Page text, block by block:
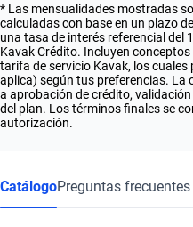
* Las mensualidades mostradas
calculadas con base en un plazo
una tasa de interés referencial del
Kavak Crédito. Incluyen
tarifa de servicio Kavak, los
aplica) según tus preferencias. La
a aprobación de crédito,
del plan. Los términos finales se
autorización.
CatálogoPreguntas frecuentes